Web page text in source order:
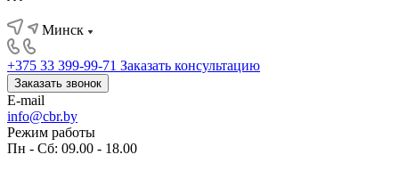
Минск
+375 33 399-99-71 Заказать консультацию
Заказать звонок
E-mail
info@cbr.by
Режим работы
Пн - Сб: 09.00 - 18.00